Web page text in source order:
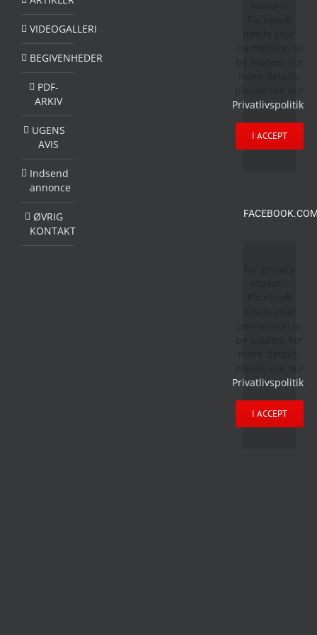
VIDEOGALLERI
BEGIVENHEDER
PDF-
ARKIV
UGENS
AVIS
Indsend
annonce
ØVRIG
KONTAKT
Privatlivspolitik
I ACCEPT
Privatlivspolitik
I ACCEPT